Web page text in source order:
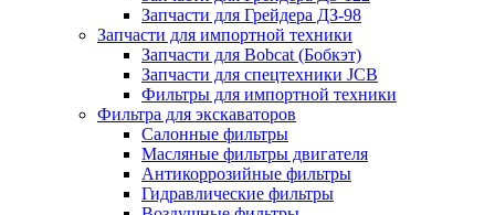
Запчасти для Грейдера ДЗ-98
Запчасти для импортной техники
Запчасти для Bobcat (Бобкэт)
Запчасти для спецтехники JCB
Фильтры для импортной техники
Фильтра для экскаваторов
Салонные фильтры
Масляные фильтры двигателя
Антикоррозийные фильтры
Гидравлические фильтры